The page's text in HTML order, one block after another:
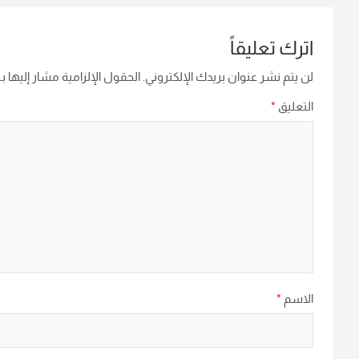
اترك تعليقاً
لن يتم نشر عنوان بريدك الإلكتروني. الحقول الإلزامية مشار إليها
التعليق *
الاسم *